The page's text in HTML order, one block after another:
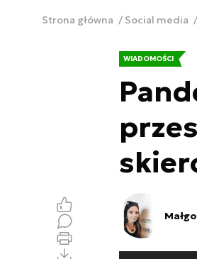
Strona główna Social media
WIADOMOŚCI